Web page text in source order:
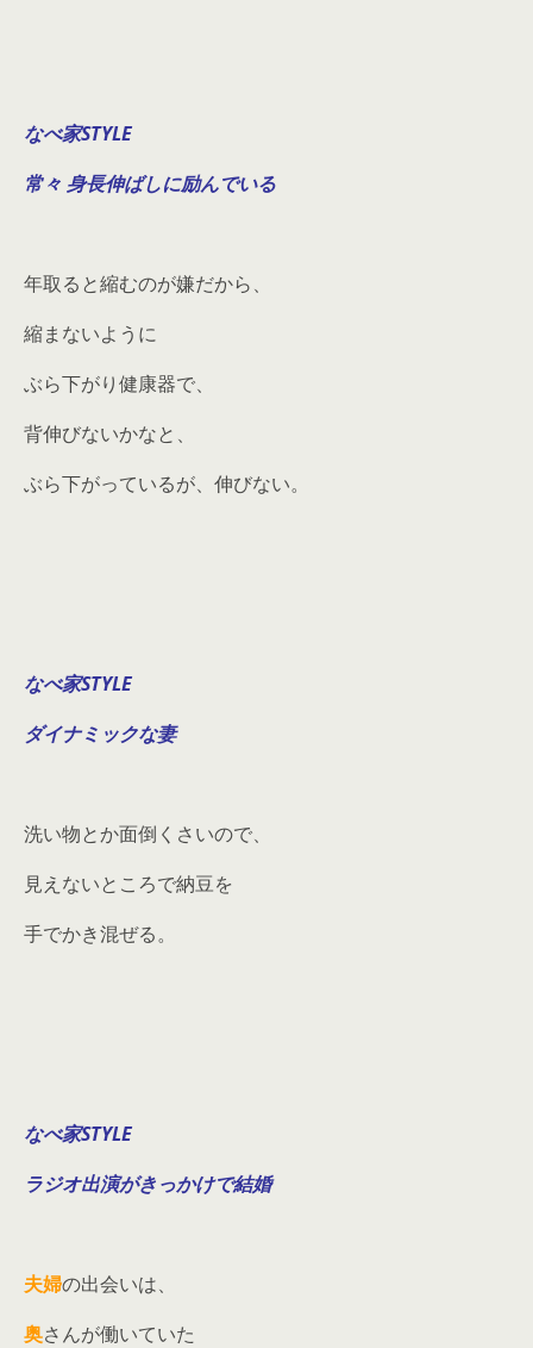
なべ家STYLE
常々 身長伸ばしに励んでいる
年取ると縮むのが嫌だから、
縮まないように
ぶら下がり健康器で、
背伸びないかなと、
ぶら下がっているが、伸びない。
なべ家STYLE
ダイナミックな妻
洗い物とか面倒くさいので、
見えないところで納豆を
手でかき混ぜる。
なべ家STYLE
ラジオ出演がきっかけで結婚
夫婦の出会いは、
奥さんが働いていた